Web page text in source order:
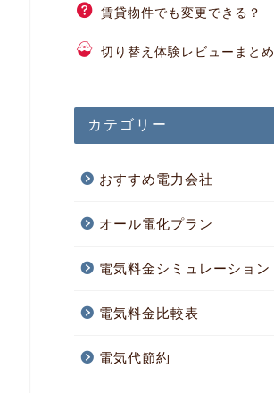
賃貸物件でも変更できる？
切り替え体験レビューまとめ
カテゴリー
おすすめ電力会社
オール電化プラン
電気料金シミュレーション
電気料金比較表
電気代節約